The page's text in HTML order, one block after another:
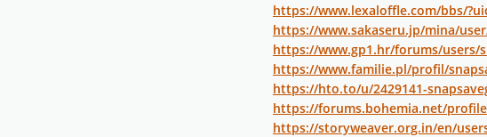
https://www.lexaloffle.com/bbs/
https://www.sakaseru.jp/mina/
https://www.gp1.hr/forums/users/
https://www.familie.pl/profil/
https://hto.to/u/2429141-
https://forums.bohemia.net/
https://storyweaver.org.in/en/